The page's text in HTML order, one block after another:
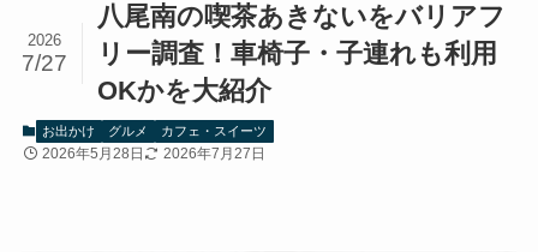
八尾南の喫茶あきないをバリアフ
リー調査！車椅子・子連れも利用
OKかを大紹介
2026
7/27
お出かけ グルメ カフェ・スイーツ
2026年5月28日 2026年7月27日